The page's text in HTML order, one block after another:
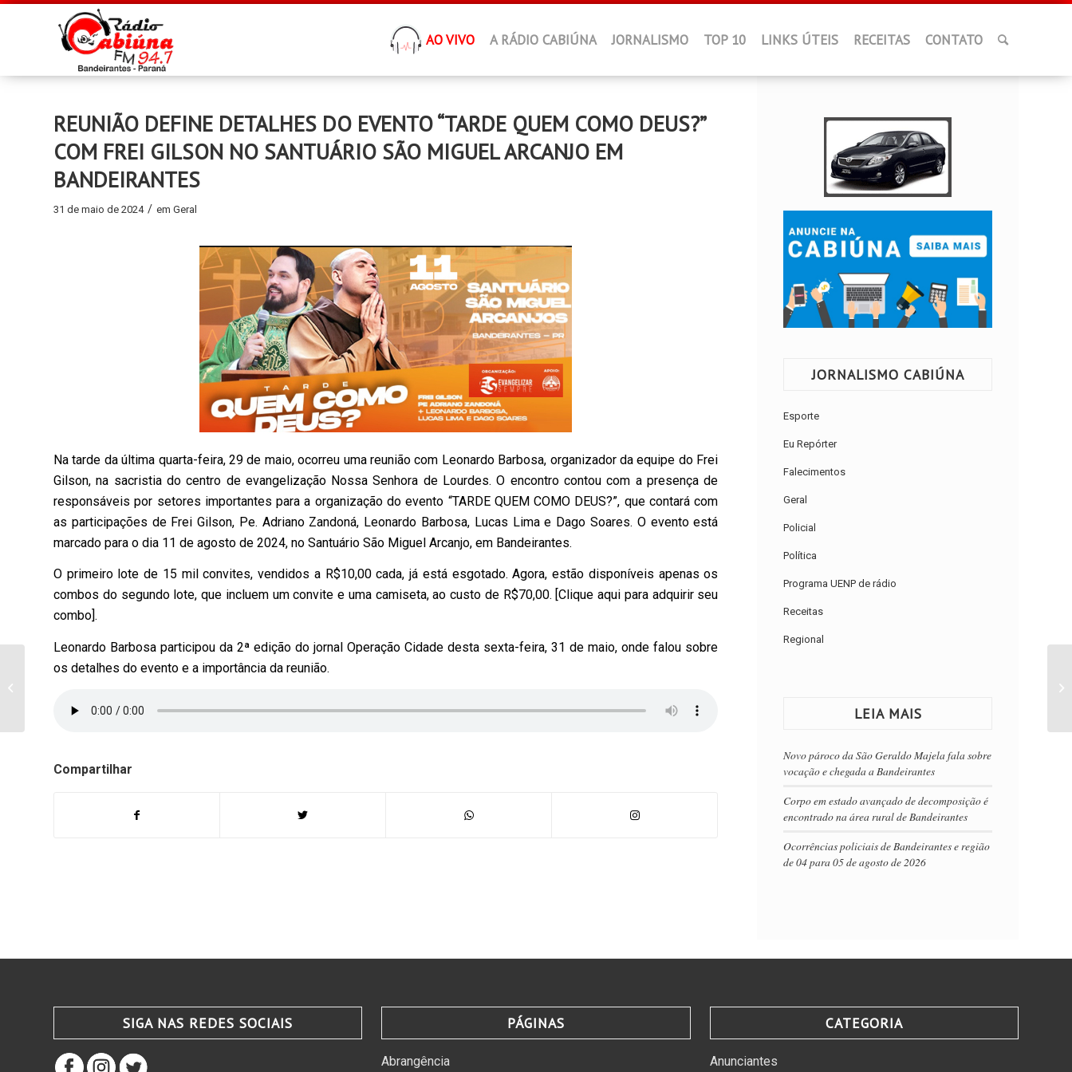
AO VIVO A RÁDIO CABIÚNA JORNALISMO TOP 10 LINKS ÚTEIS RECEITAS CONTATO
REUNIÃO DEFINE DETALHES DO EVENTO “TARDE QUEM COMO DEUS?”
COM FREI GILSON NO SANTUÁRIO SÃO MIGUEL ARCANJO EM
BANDEIRANTES
31 de maio de 2024 / em Geral
Na tarde da última quarta-feira, 29 de maio, ocorreu uma reunião com Leonardo Barbosa, organizador da equipe do Frei
Gilson, na sacristia do centro de evangelização Nossa Senhora de Lourdes. O encontro contou com a presença de
responsáveis por setores importantes para a organização do evento “TARDE QUEM COMO DEUS?”, que contará com
as participações de Frei Gilson, Pe. Adriano Zandoná, Leonardo Barbosa, Lucas Lima e Dago Soares. O evento está
marcado para o dia 11 de agosto de 2024, no Santuário São Miguel Arcanjo, em Bandeirantes.
O primeiro lote de 15 mil convites, vendidos a R$10,00 cada, já está esgotado. Agora, estão disponíveis apenas os
combos do segundo lote, que incluem um convite e uma camiseta, ao custo de R$70,00. [Clique aqui para adquirir seu
combo].
Leonardo Barbosa participou da 2ª edição do jornal Operação Cidade desta sexta-feira, 31 de maio, onde falou sobre
os detalhes do evento e a importância da reunião.
Compartilhar
JORNALISMO CABIÚNA
Esporte
Eu Repórter
Falecimentos
Geral
Policial
Política
Programa UENP de rádio
Receitas
Regional
LEIA MAIS
Novo pároco da São Geraldo Majela fala sobre
vocação e chegada a Bandeirantes
Corpo em estado avançado de decomposição é
encontrado na área rural de Bandeirantes
Ocorrências policiais de Bandeirantes e região
de 04 para 05 de agosto de 2026
SIGA NAS REDES SOCIAIS PÁGINAS
Abrangência
CATEGORIA
Anunciantes